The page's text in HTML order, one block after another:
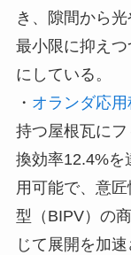
き、隙間から
最小限に抑え
にしている。
・ オランダ応用
持つ屋根瓦に
換効率12.4%を
用可能で、意
型（BIPV）の
じて展開を加速